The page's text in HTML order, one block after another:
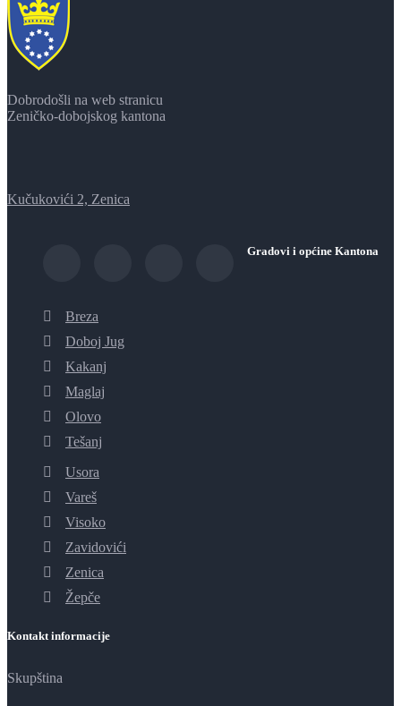
Dobrodošli na web stranicu
Zeničko-dobojskog kantona
Kučukovići 2, Zenica
Gradovi i općine Kantona
Breza
Doboj Jug
Kakanj
Maglaj
Olovo
Tešanj
Usora
Vareš
Visoko
Zavidovići
Zenica
Žepče
Kontakt informacije
Skupština